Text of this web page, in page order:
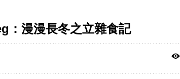
：漫漫長冬之立雜食記